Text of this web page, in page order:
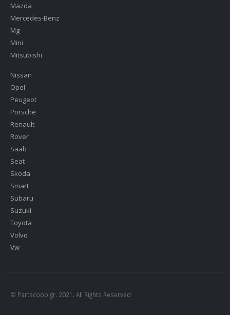
Mazda
Mercedes-Benz
Mg
Mini
Mitsubishi
Nissan
Opel
Peugeot
Porsche
Renault
Rover
Saab
Seat
Skoda
Smart
Subaru
Suzuki
Toyota
Volvo
Vw
© Partscoop.gr. 2021. All Rights Reserved